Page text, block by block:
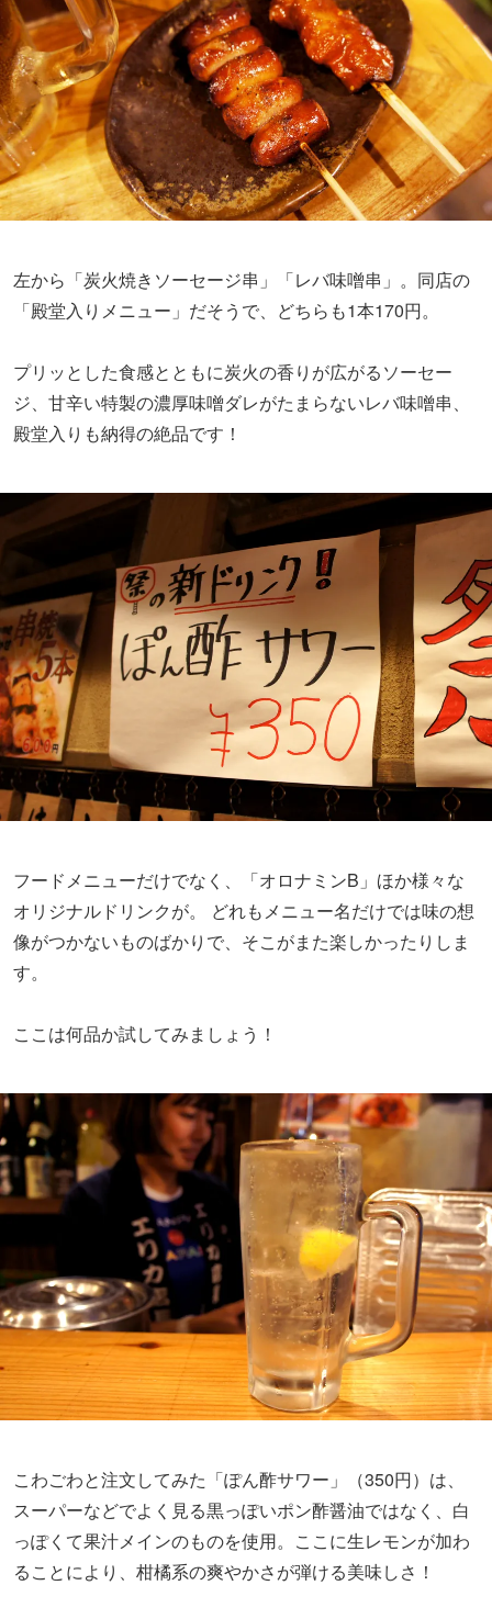
左から「炭火焼きソーセージ串」「レバ味噌串」。同店の
「殿堂入りメニュー」だそうで、どちらも1本170円。
プリッとした食感とともに炭火の香りが広がるソーセー
ジ、甘辛い特製の濃厚味噌ダレがたまらないレバ味噌串、
殿堂入りも納得の絶品です！
フードメニューだけでなく、「オロナミンB」ほか様々な
オリジナルドリンクが。 どれもメニュー名だけでは味の想
像がつかないものばかりで、そこがまた楽しかったりしま
す。
ここは何品か試してみましょう！
こわごわと注文してみた「ぽん酢サワー」（350円）は、
スーパーなどでよく見る黒っぽいポン酢醤油ではなく、白
っぽくて果汁メインのものを使用。ここに生レモンが加わ
ることにより、柑橘系の爽やかさが弾ける美味しさ！